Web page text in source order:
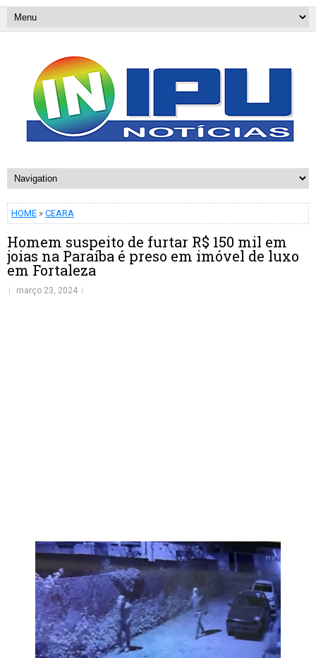
HOME » CEARA
Homem suspeito de furtar R$ 150 mil em
joias na Paraíba é preso em imóvel de luxo
em Fortaleza
março 23, 2024